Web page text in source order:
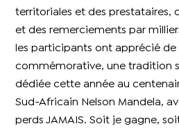
territoriales et des prestataires,
et des remerciements par
les participants ont apprécié
commémorative, une tradition
dédiée cette année au
Sud-Africain Nelson Mandela,
perds JAMAIS. Soit je gagne,